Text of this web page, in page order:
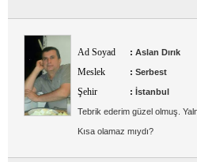
Ad Soyad : Aslan Dırık
Meslek : Serbest
Şehir : İstanbul
Tebrik ederim güzel olmuş.
Kısa olamaz mıydı?